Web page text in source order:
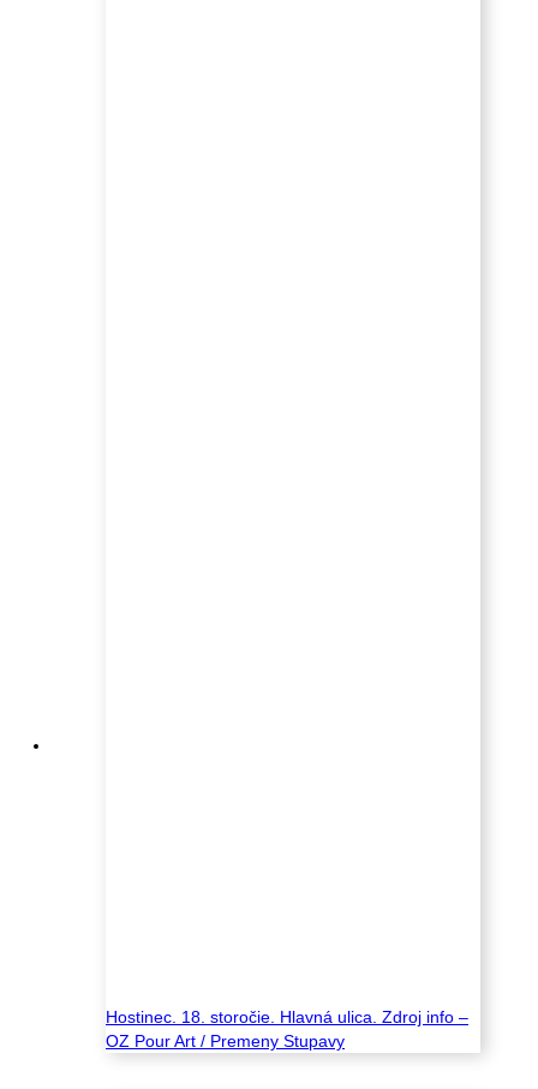
Hostinec. 18. storočie. Hlavná ulica. Zdroj info –
OZ Pour Art / Premeny Stupavy